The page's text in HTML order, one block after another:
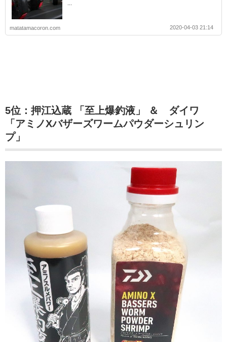
matatamacoron.com 2020-04-03 21:14
5位：押江込蔵 「至上爆釣液」 ＆ ダイワ
「アミノXバザーズワームパウダーシュリン
プ」